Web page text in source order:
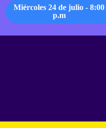
Miércoles 24 de julio - 8:00
p.m